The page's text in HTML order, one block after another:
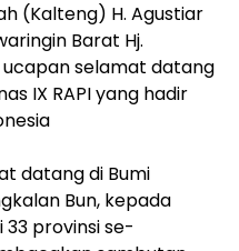
(Kalteng) H. Agustiar
Barat Hj.
selamat datang
IX RAPI yang hadir
datang di Bumi
Bun, kepada
33 provinsi se-